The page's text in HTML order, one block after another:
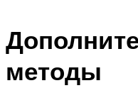
методы